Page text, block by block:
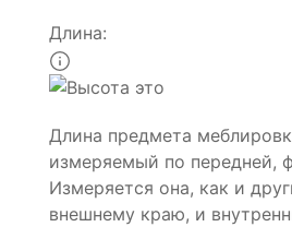
Длина:
Длина предмета
измеряемый по передней,
Измеряется она, как и
внешнему краю, и